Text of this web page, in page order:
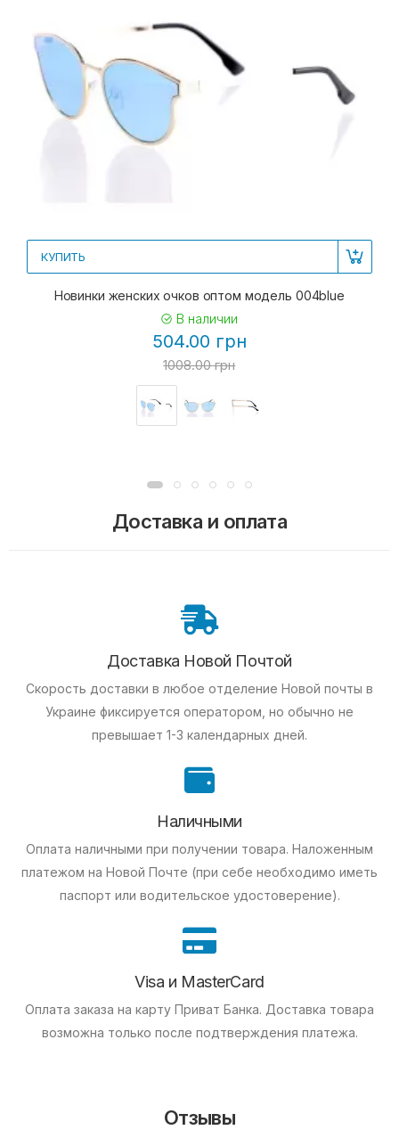
КУПИТЬ
Новинки женских очков оптом модель 004blue
В наличии
504.00 грн
1008.00 грн
Доставка и оплата
Доставка Новой Почтой
Скорость доставки в любое отделение Новой почты в
Украине фиксируется оператором, но обычно не
превышает 1-3 календарных дней.
Наличными
Оплата наличными при получении товара. Наложенным
платежом на Новой Почте (при себе необходимо иметь
паспорт или водительское удостоверение).
Visa и MasterCard
Оплата заказа на карту Приват Банка. Доставка товара
возможна только после подтверждения платежа.
Отзывы